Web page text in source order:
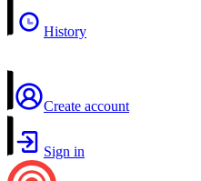
History
Create account
Sign in